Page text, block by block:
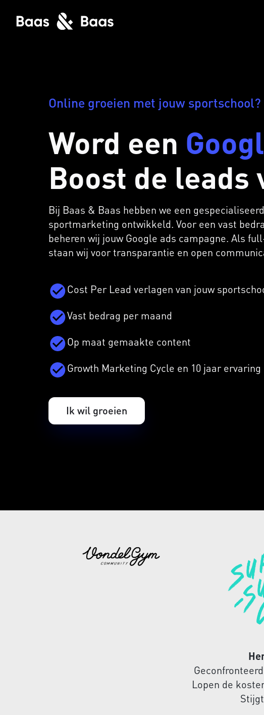
Online groeien met jouw sportschool?
Word een
Boost de
Bij Baas & Baas hebben we een
sportmarketing ontwikkeld. Voor een vast
beheren wij jouw Google ads campagne. Als
staan wij voor transparantie en open
Cost Per Lead verlagen van jouw
Vast bedrag per maand
Op maat gemaakte content
Growth Marketing Cycle en 10 jaar ervaring
Ik wil groeien
Lopen de